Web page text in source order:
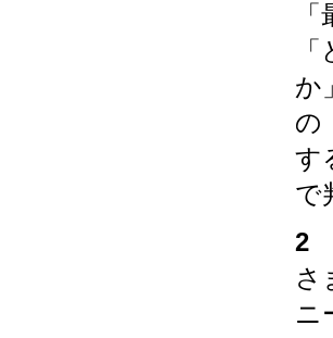
か
の
す
で
2
さ
ニ